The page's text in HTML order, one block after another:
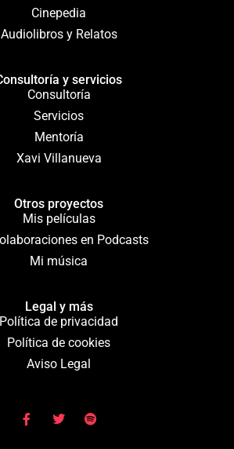
Cinepedia
Audiolibros y Relatos
y servicios
Consultoría
Servicios
Mentoría
Xavi Villanueva
Otros proyectos
Mis películas
en Podcasts
Mi música
Legal y más
Política de privacidad
Política de cookies
Aviso Legal